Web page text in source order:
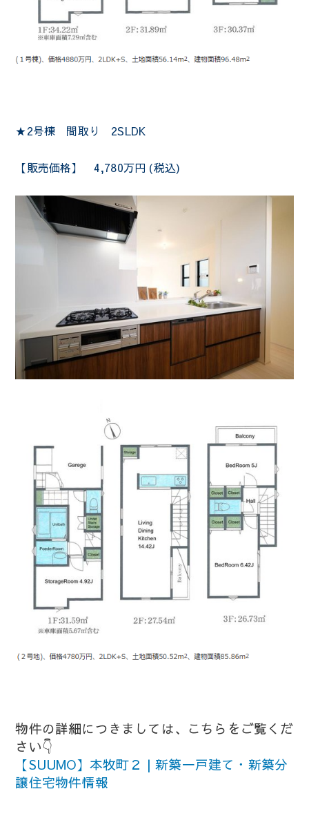
★2号棟 間取り 2SLDK
【販売価格】 4,780万円 (税込)
物件の詳細につきましては、こちらをご覧くだ
さい👇
【SUUMO】本牧町２ | 新築一戸建て・新築分
譲住宅物件情報